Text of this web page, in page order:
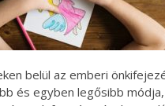
belül az emberi
és egyben legősibb